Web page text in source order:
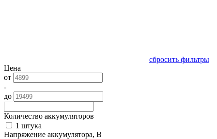
сбросить фильтры
Цена
от
-
до
Количество аккумуляторов
1 штука
Напряжение аккумулятора, В